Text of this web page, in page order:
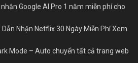
Google AI Pro 1 năm miễn phí cho
Nhận Netflix 30 Ngày Miễn Phí Xem
Mode – Auto chuyển tất cả trang web